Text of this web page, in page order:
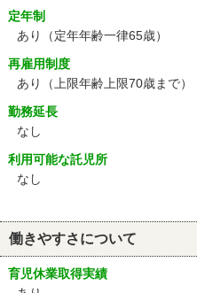
定年制
あり
（定年年齢一律65歳）
再雇用制度
あり
（上限年齢上限70歳まで）
勤務延長
なし
利用可能な託児所
なし
働きやすさについて
育児休業取得実績